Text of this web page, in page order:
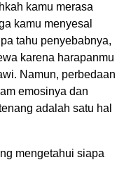
kamu merasa
kamu menyesal
tahu penyebabnya,
karena harapanmu
Namun, perbedaan
emosinya dan
adalah satu hal
mengetahui siapa